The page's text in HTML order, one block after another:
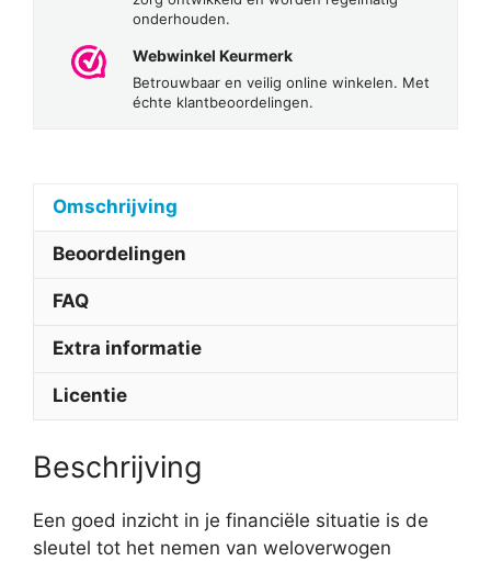
onderhouden.
Webwinkel Keurmerk
Betrouwbaar en veilig online winkelen. Met
échte klantbeoordelingen.
Omschrijving
Beoordelingen
FAQ
Extra informatie
Licentie
Beschrijving
Een goed inzicht in je financiële situatie is de
sleutel tot het nemen van weloverwogen